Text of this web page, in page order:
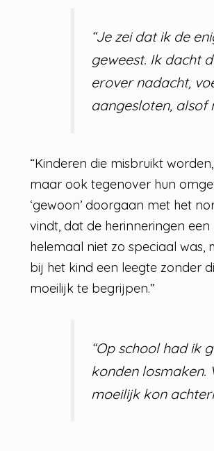
“Je zei dat ik de
geweest. Ik dacht
erover nadacht,
aangesloten, alsof
“Kinderen die misbruikt
maar ook tegenover hun
‘gewoon’ doorgaan met het
vindt, dat de herinneringen
helemaal niet zo speciaal was,
bij het kind een leegte zonder
moeilijk te begrijpen.”
“Op school had ik
konden losmaken.
moeilijk kon